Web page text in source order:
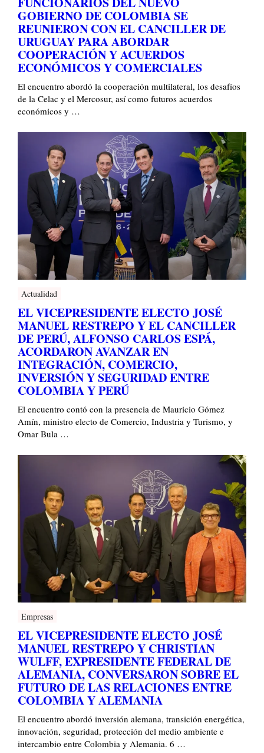
GOBIERNO DE COLOMBIA SE
REUNIERON CON EL CANCILLER DE
URUGUAY PARA ABORDAR
COOPERACIÓN Y ACUERDOS
ECONÓMICOS Y COMERCIALES
El encuentro abordó la cooperación multilateral, los desafíos
de la Celac y el Mercosur, así como futuros acuerdos
económicos y …
Actualidad
EL VICEPRESIDENTE ELECTO JOSÉ
MANUEL RESTREPO Y EL CANCILLER
DE PERÚ, ALFONSO CARLOS ESPÁ,
ACORDARON AVANZAR EN
INTEGRACIÓN, COMERCIO,
INVERSIÓN Y SEGURIDAD ENTRE
COLOMBIA Y PERÚ
El encuentro contó con la presencia de Mauricio Gómez
Amín, ministro electo de Comercio, Industria y Turismo, y
Omar Bula …
Empresas
EL VICEPRESIDENTE ELECTO JOSÉ
MANUEL RESTREPO Y CHRISTIAN
WULFF, EXPRESIDENTE FEDERAL DE
ALEMANIA, CONVERSARON SOBRE EL
FUTURO DE LAS RELACIONES ENTRE
COLOMBIA Y ALEMANIA
El encuentro abordó inversión alemana, transición energética,
innovación, seguridad, protección del medio ambiente e
intercambio entre Colombia y Alemania. 6 …